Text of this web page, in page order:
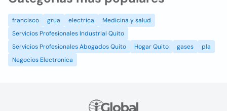
francisco grua electrica
Medicina y salud
Servicios Profesionales Industrial Quito
Servicios Profesionales Abogados Quito
Hogar Quito gases
pla
Negocios Electronica